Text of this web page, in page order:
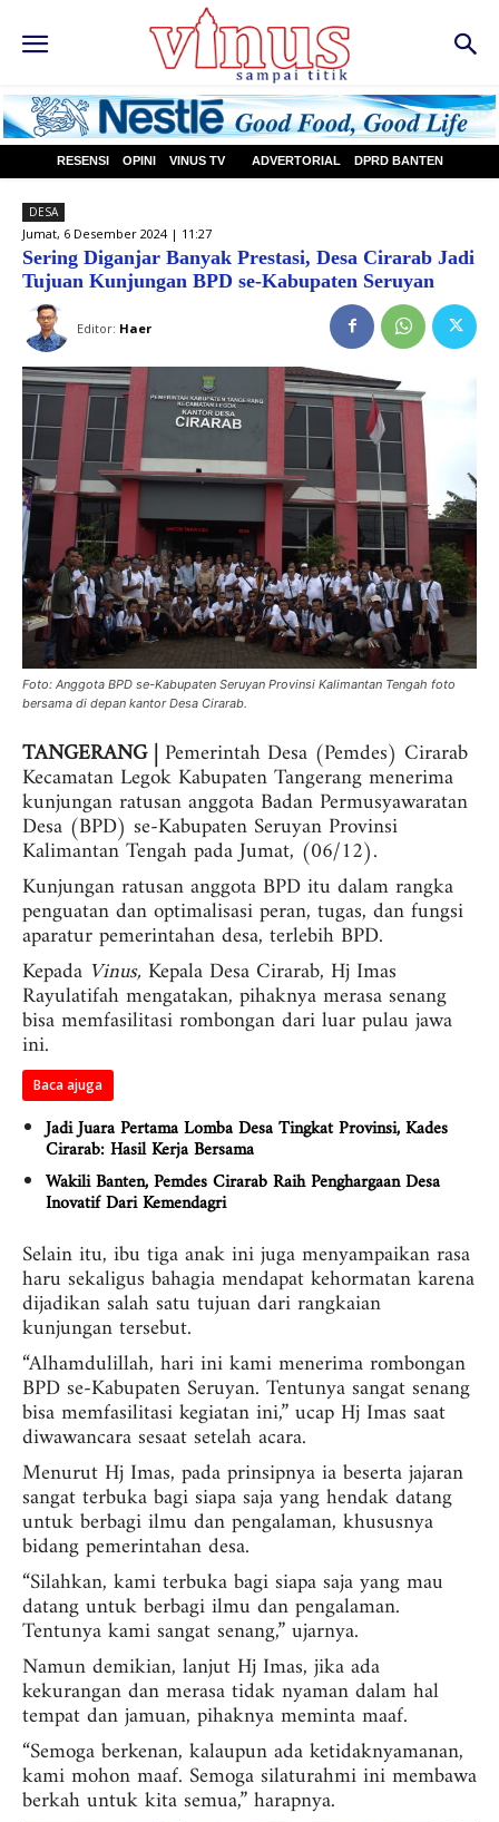
RESENSI OPINI VINUS TV ADVERTORIAL DPRD BANTEN
DESA
Jumat, 6 Desember 2024 | 11:27
Sering Diganjar Banyak Prestasi, Desa Cirarab Jadi
Tujuan Kunjungan BPD se-Kabupaten Seruyan
Editor: Haer
Foto: Anggota BPD se-Kabupaten Seruyan Provinsi Kalimantan Tengah foto
bersama di depan kantor Desa Cirarab.
TANGERANG | Pemerintah Desa (Pemdes) Cirarab
Kecamatan Legok Kabupaten Tangerang menerima
kunjungan ratusan anggota Badan Permusyawaratan
Desa (BPD) se-Kabupaten Seruyan Provinsi
Kalimantan Tengah pada Jumat, (06/12).
Kunjungan ratusan anggota BPD itu dalam rangka
penguatan dan optimalisasi peran, tugas, dan fungsi
aparatur pemerintahan desa, terlebih BPD.
Kepada Vinus, Kepala Desa Cirarab, Hj Imas
Rayulatifah mengatakan, pihaknya merasa senang
bisa memfasilitasi rombongan dari luar pulau jawa
ini.
Baca ajuga
Jadi Juara Pertama Lomba Desa Tingkat Provinsi, Kades
Cirarab: Hasil Kerja Bersama
Wakili Banten, Pemdes Cirarab Raih Penghargaan Desa
Inovatif Dari Kemendagri
Selain itu, ibu tiga anak ini juga menyampaikan rasa
haru sekaligus bahagia mendapat kehormatan karena
dijadikan salah satu tujuan dari rangkaian
kunjungan tersebut.
“Alhamdulillah, hari ini kami menerima rombongan
BPD se-Kabupaten Seruyan. Tentunya sangat senang
bisa memfasilitasi kegiatan ini,” ucap Hj Imas saat
diwawancara sesaat setelah acara.
Menurut Hj Imas, pada prinsipnya ia beserta jajaran
sangat terbuka bagi siapa saja yang hendak datang
untuk berbagi ilmu dan pengalaman, khususnya
bidang pemerintahan desa.
“Silahkan, kami terbuka bagi siapa saja yang mau
datang untuk berbagi ilmu dan pengalaman.
Tentunya kami sangat senang,” ujarnya.
Namun demikian, lanjut Hj Imas, jika ada
kekurangan dan merasa tidak nyaman dalam hal
tempat dan jamuan, pihaknya meminta maaf.
“Semoga berkenan, kalaupun ada ketidaknyamanan,
kami mohon maaf. Semoga silaturahmi ini membawa
berkah untuk kita semua,” harapnya.